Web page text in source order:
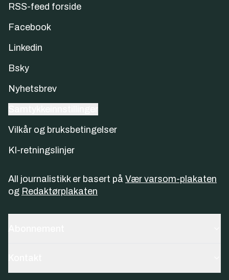
RSS-feed forside
Facebook
Linkedin
Bsky
Nyhetsbrev
Vilkår og bruksbetingelser
KI-retningslinjer
All journalistikk er basert på Vær varsom-plakaten
og Redaktørplakaten